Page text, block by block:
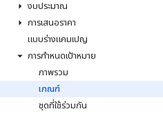
งบประมาณ
การเสนอราคา
แบบร่างแคมเปญ
การกำหนดเป้าหมาย
ภาพรวม
เกณฑ์
ชุดที่ใช้ร่วมกัน